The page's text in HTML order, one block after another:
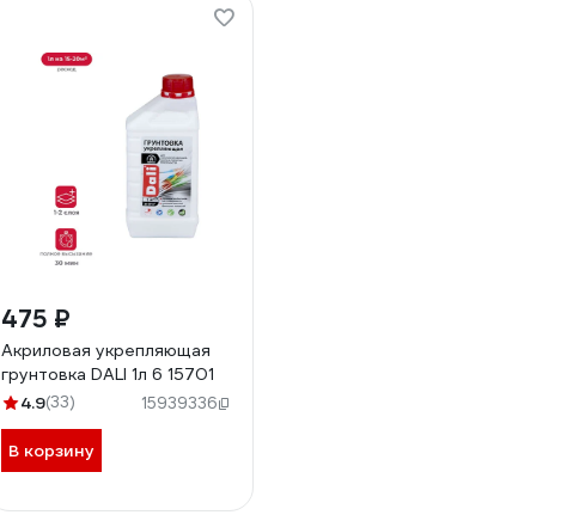
475 ₽
Акриловая укрепляющая
грунтовка DALI 1л 6 15701
4.9(33) 15939336
В корзину